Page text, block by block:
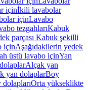
içinİkili lavabolar
içinLavabo
tezgahlarıKabuk
parçası Kabuk şekilli
içinAşağıdakilerin yedek
üstü lavabo içinYan
Alçak yan
yan dolaplarBoy
Orta yükseklikte